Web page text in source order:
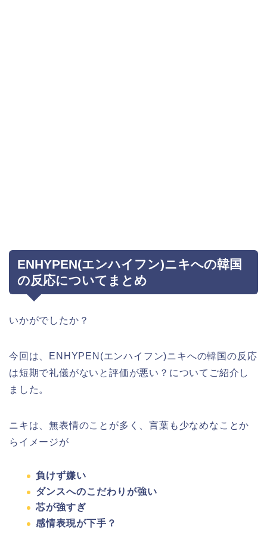
ENHYPEN(エンハイフン)ニキへの韓国
の反応についてまとめ
いかがでしたか？
今回は、ENHYPEN(エンハイフン)ニキへの韓国の反応
は短期で礼儀がないと評価が悪い？についてご紹介し
ました。
ニキは、無表情のことが多く、言葉も少なめなことか
らイメージが
負けず嫌い
ダンスへのこだわりが強い
芯が強すぎ
感情表現が下手？